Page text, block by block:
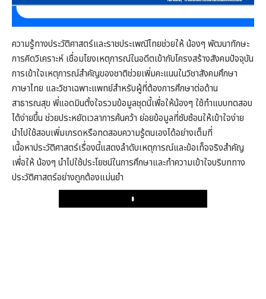
ความรู้ทางประวัติศาสตร์และราชประเพณีไทยช่วยให้ น้องๆ พัฒนาทักษะ
การคิดวิเคราะห์ เชื่อมโยงเหตุการณ์ในอดีตเข้ากับโครงสร้างสังคมปัจจุบัน
การเข้าใจเหตุการณ์สำคัญของชาติช่วยเพิ่มคะแนนในวิชาสังคมศึกษา
ภาษาไทย และวิชาเฉพาะแพทย์สำหรับผู้ที่ต้องการศึกษาต่อด้าน
สาธารณสุข พี่แอดมินตั้งใจรวมข้อมูลชุดนี้เพื่อให้น้องๆ ใช้ทำแบบทดสอบ
ได้ง่ายขึ้น ช่วยประหยัดเวลาการค้นคว้า ย่อยข้อมูลที่ซับซ้อนให้เข้าใจง่าย
นำไปใช้สอบเพิ่มเกรดหรือทดสอบความรู้ตนเองได้อย่างเต็มที่
เนื้อหาประวัติศาสตร์เรื่องนี้แสดงลำดับเหตุการณ์และข้อเท็จจริงสำคัญ
เพื่อให้ น้องๆ นำไปใช้ประโยชน์ในการศึกษาและทำความเข้าใจบริบททาง
ประวัติศาสตร์อย่างถูกต้องแม่นยำ
Play